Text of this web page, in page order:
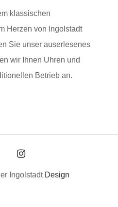
klassischen
Herzen von Ingolstadt
Sie unser auserlesenes
wir Ihnen Uhren und
Betrieb an.
Ingolstadt Design